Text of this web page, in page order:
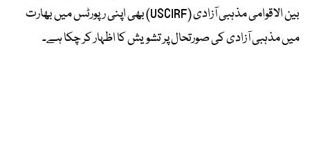
بین الاقوامی مذہبی آزادی (USCIRF) بھی اپنی رپورٹس میں بھارت
میں مذہبی آزادی کی صورتحال پر تشویش کا اظہار کر چکا ہے۔